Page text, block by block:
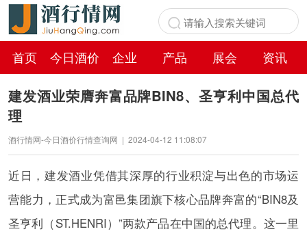
首页 今日酒价 企业 产品 展会
资讯
百科
建发酒业荣膺奔富品牌BIN8、圣亨利中国总代
理
酒行情网-今日酒价行情查询网 | 2024-04-12 11:08:07
近日，建发酒业凭借其深厚的行业积淀与出色的市场运
营能力，正式成为富邑集团旗下核心品牌奔富的“BIN8及
圣亨利（ST.HENRI）”两款产品在中国的总代理。这一里